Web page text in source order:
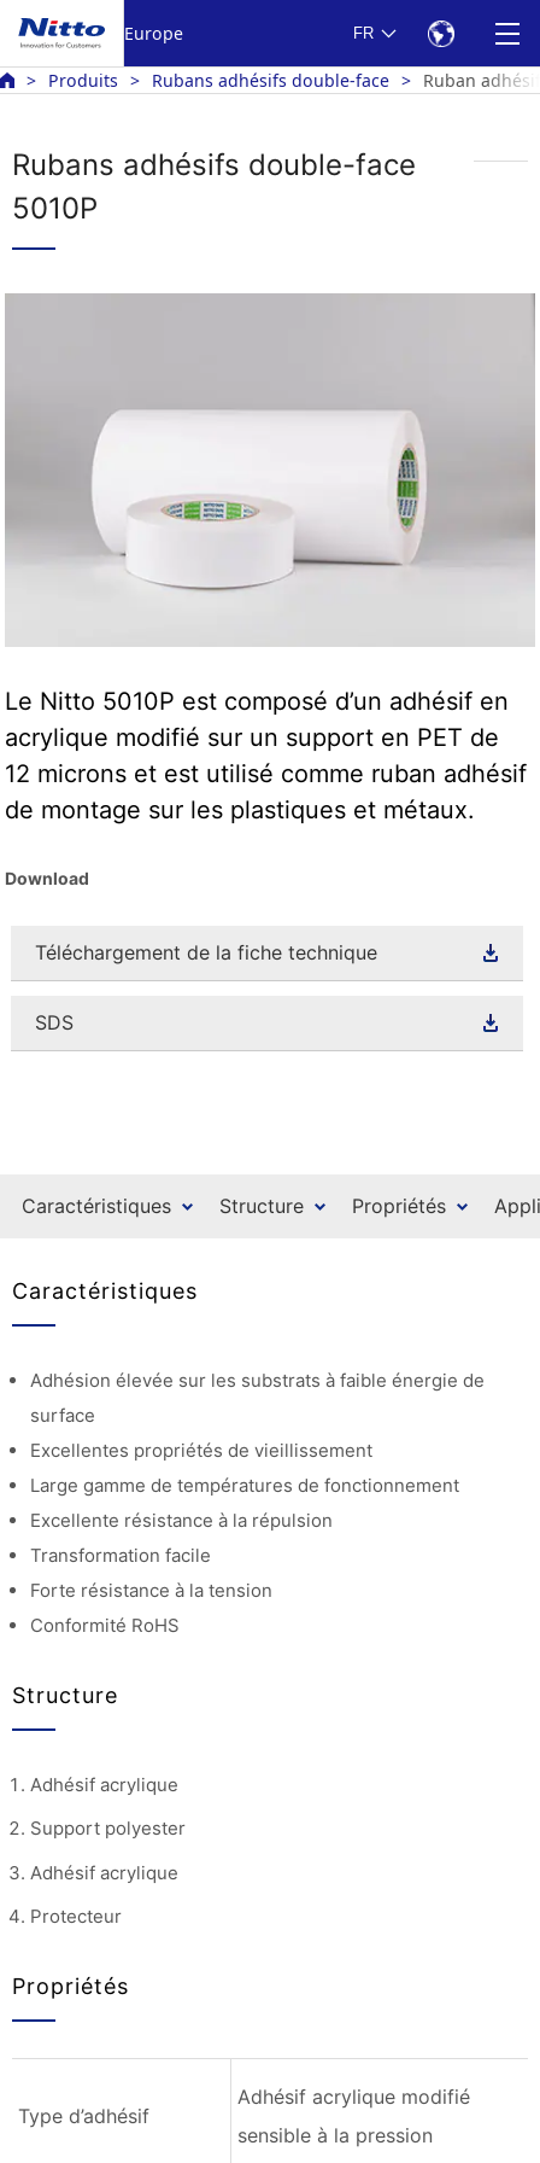
Europe FR
Produits Rubans adhésifs double-face Ruban
Rubans adhésifs double-face
5010P
Le Nitto 5010P est composé d’un adhésif en
acrylique modifié sur un support en PET de
12 microns et est utilisé comme ruban adhésif
de montage sur les plastiques et métaux.
Download
Téléchargement de la fiche technique
SDS
Caractéristiques Structure Propriétés
Caractéristiques
Adhésion élevée sur les substrats à faible énergie de
surface
Excellentes propriétés de vieillissement
Large gamme de températures de fonctionnement
Excellente résistance à la répulsion
Transformation facile
Forte résistance à la tension
Conformité RoHS
Structure
Adhésif acrylique
Support polyester
Adhésif acrylique
Protecteur
Propriétés
Type d’adhésif
Adhésif acrylique modifié
sensible à la pression